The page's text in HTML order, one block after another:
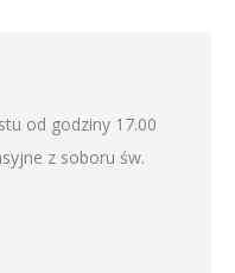
od godziny 17.00
z soboru św.